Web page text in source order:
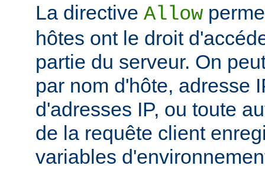
La directive Allow
hôtes ont le droit
partie du serveur. On
par nom d'hôte, adresse
d'adresses IP, ou toute
de la requête client
variables